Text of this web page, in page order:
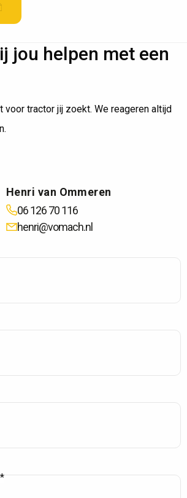
jou helpen met een
voor tractor jij zoekt. We reageren altijd
Henri van Ommeren
06 126 70 116
henri@vomach.nl